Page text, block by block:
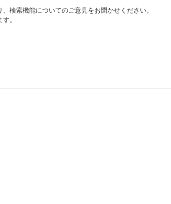
検索機能についてのご意見をお聞かせください。
。